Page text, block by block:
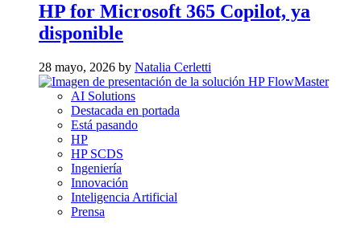
HP for Microsoft 365 Copilot, ya
disponible
28 mayo, 2026 by Natalia Cerletti
AI Solutions
Destacada en portada
Está pasando
HP
HP SCDS
Ingeniería
Innovación
Inteligencia Artificial
Prensa